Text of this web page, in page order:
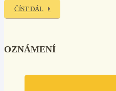
ČÍST DÁL
OZNÁMENÍ